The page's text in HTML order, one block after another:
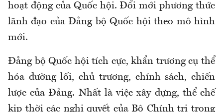
hoạt động của Quốc hội. Đổi mới phương thức
lãnh đạo của Đảng bộ Quốc hội theo mô hình
mới.
Đảng bộ Quốc hội tích cực, khẩn trương cụ thể
hóa đường lối, chủ trương, chính sách, chiến
lược của Đảng. Nhất là việc xây dựng, thể chế
kịp thời các nghị quyết của Bộ Chính trị trong